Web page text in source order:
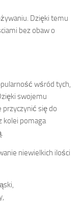
Dzięki temu
bez obaw o
wśród tych,
swojemu
przyczynić się do
kolei pomaga
niewielkich ilości